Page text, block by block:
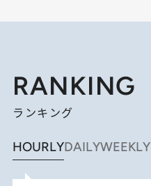
RANKING
ランキング
HOURLYDAILYWEEKLY